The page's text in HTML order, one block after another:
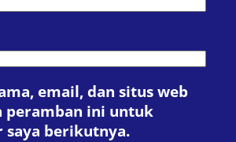
email, dan situs web
peramban ini untuk
saya berikutnya.